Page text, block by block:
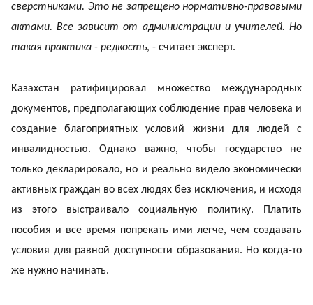
сверстниками. Это не запрещено нормативно-правовыми
актами. Все зависит от администрации и учителей. Но
такая практика - редкость, - считает эксперт.
Казахстан ратифицировал множество международных
документов, предполагающих соблюдение прав человека и
создание благоприятных условий жизни для людей с
инвалидностью. Однако важно, чтобы государство не
только декларировало, но и реально видело экономически
активных граждан во всех людях без исключения, и исходя
из этого выстраивало социальную политику. Платить
пособия и все время попрекать ими легче, чем создавать
условия для равной доступности образования. Но когда-то
же нужно начинать.